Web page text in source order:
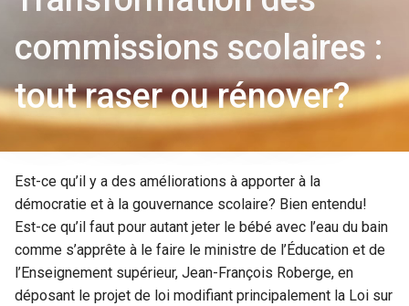
commissions scolaires :
tout raser ou rénover?
Est-ce qu’il y a des améliorations à apporter à la
démocratie et à la gouvernance scolaire? Bien entendu!
Est-ce qu’il faut pour autant jeter le bébé avec l’eau du bain
comme s’apprête à le faire le ministre de l’Éducation et de
l’Enseignement supérieur, Jean-François Roberge, en
déposant le projet de loi modifiant principalement la Loi sur